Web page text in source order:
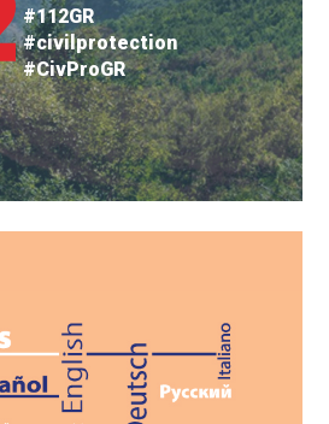
#112GR
#civilprotection
#CivProGR